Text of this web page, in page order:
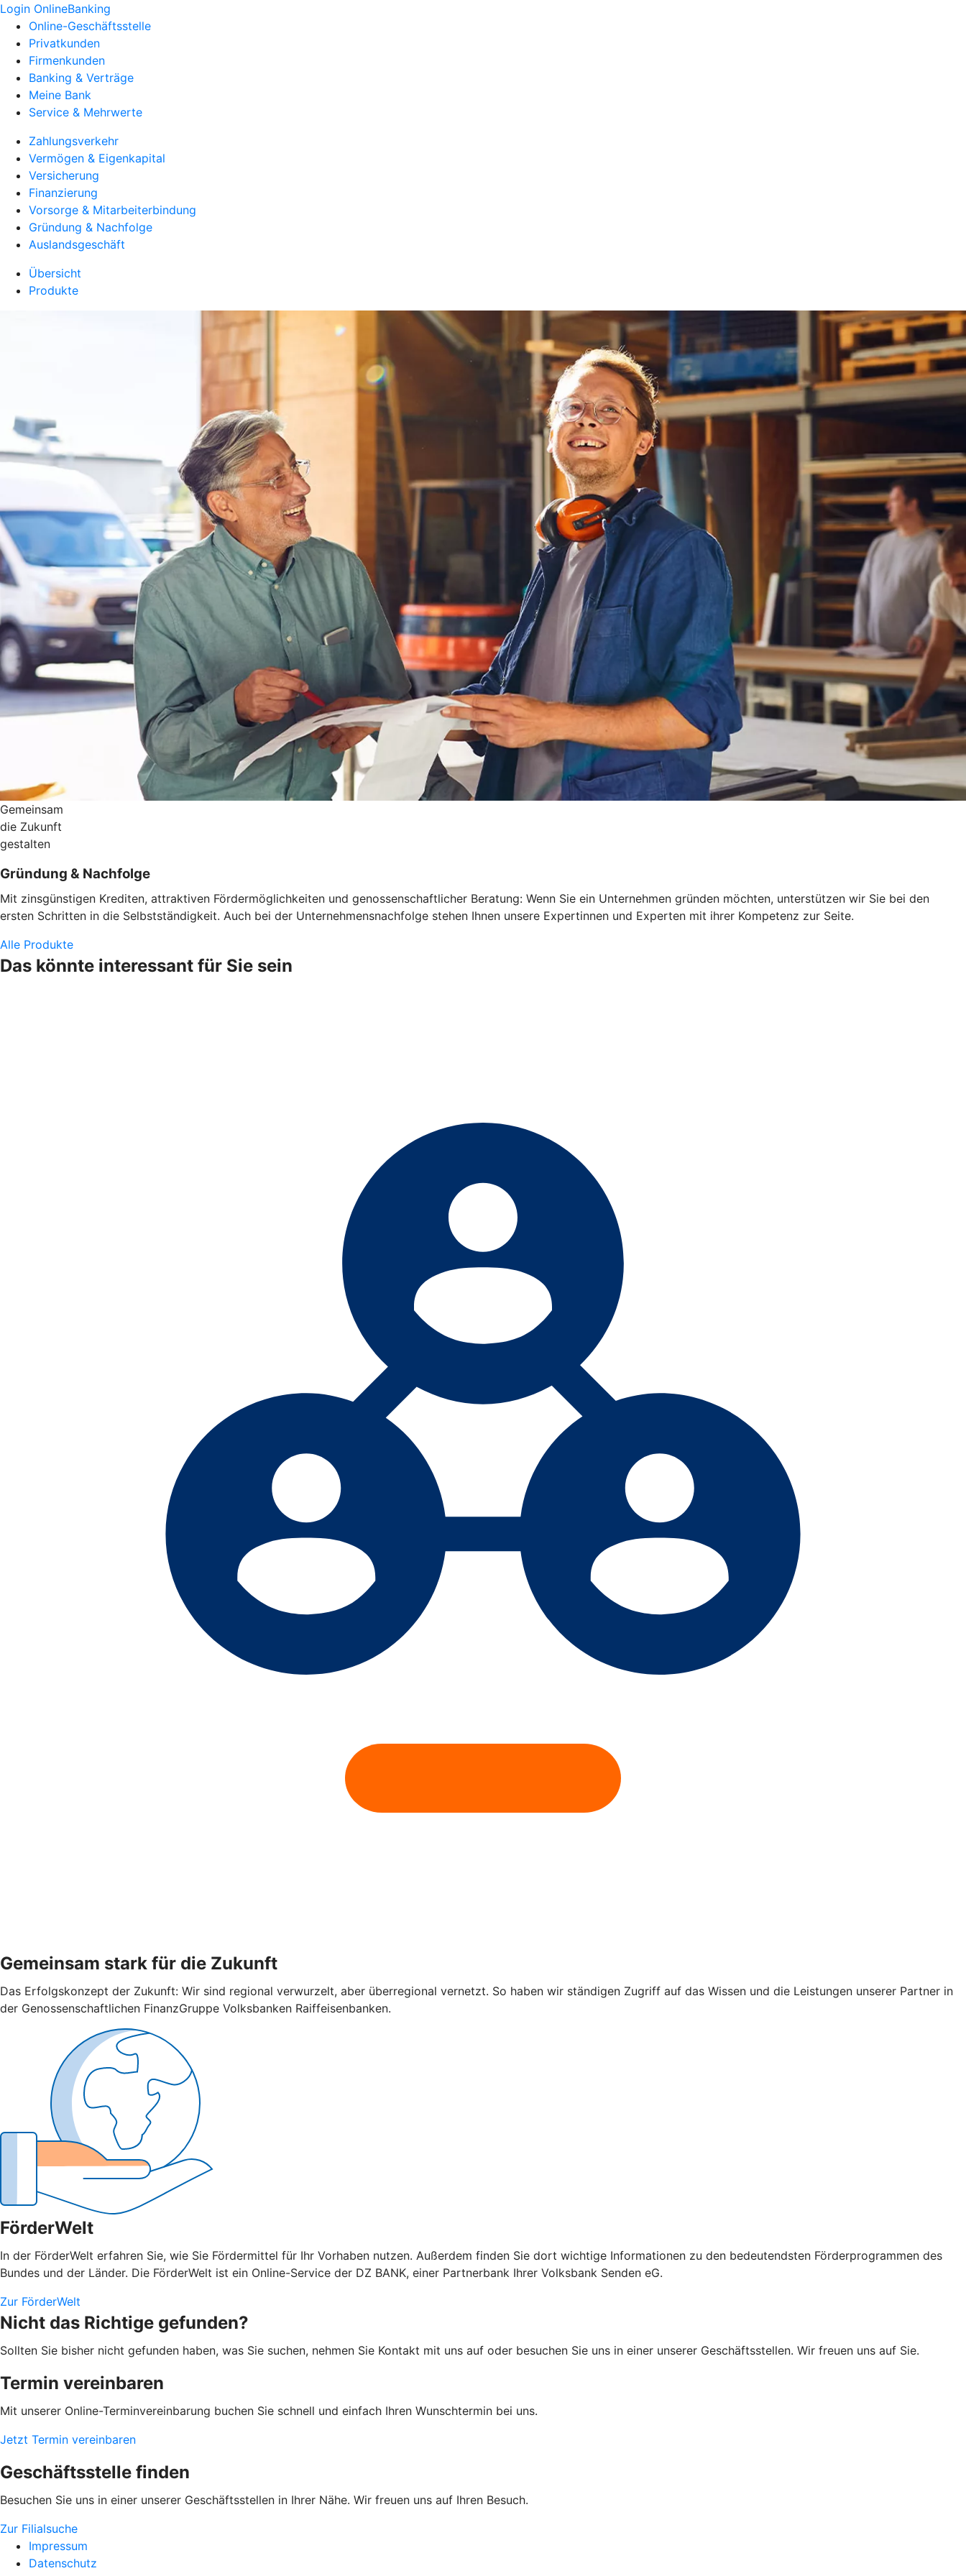
Login OnlineBanking
Online-Geschäftsstelle
Privatkunden
Firmenkunden
Banking & Verträge
Meine Bank
Service & Mehrwerte
Zahlungsverkehr
Vermögen & Eigenkapital
Versicherung
Finanzierung
Vorsorge & Mitarbeiterbindung
Gründung & Nachfolge
Auslandsgeschäft
Übersicht
Produkte
Gemeinsam
die Zukunft
gestalten
Gründung & Nachfolge
Mit zinsgünstigen Krediten, attraktiven Fördermöglichkeiten und genossenschaftlicher Beratung: Wenn Sie ein Unternehmen gründen möchten, unterstützen wir Sie bei den
ersten Schritten in die Selbstständigkeit. Auch bei der Unternehmensnachfolge stehen Ihnen unsere Expertinnen und Experten mit ihrer Kompetenz zur Seite.
Alle Produkte
Das könnte interessant für Sie sein
Gemeinsam stark für die Zukunft
Das Erfolgskonzept der Zukunft: Wir sind regional verwurzelt, aber überregional vernetzt. So haben wir ständigen Zugriff auf das Wissen und die Leistungen unserer Partner in
der Genossenschaftlichen FinanzGruppe Volksbanken Raiffeisenbanken.
FörderWelt
In der FörderWelt erfahren Sie, wie Sie Fördermittel für Ihr Vorhaben nutzen. Außerdem finden Sie dort wichtige Informationen zu den bedeutendsten Förderprogrammen des
Bundes und der Länder. Die FörderWelt ist ein Online-Service der DZ BANK, einer Partnerbank Ihrer Volksbank Senden eG.
Zur FörderWelt
Nicht das Richtige gefunden?
Sollten Sie bisher nicht gefunden haben, was Sie suchen, nehmen Sie Kontakt mit uns auf oder besuchen Sie uns in einer unserer Geschäftsstellen. Wir freuen uns auf Sie.
Termin vereinbaren
Mit unserer Online-Terminvereinbarung buchen Sie schnell und einfach Ihren Wunschtermin bei uns.
Jetzt Termin vereinbaren
Geschäftsstelle finden
Besuchen Sie uns in einer unserer Geschäftsstellen in Ihrer Nähe. Wir freuen uns auf Ihren Besuch.
Zur Filialsuche
Impressum
Datenschutz